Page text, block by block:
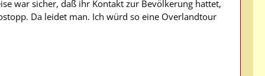
war sicher, daß ihr Kontakt zur Bevölkerung hattet,
Da leidet man. Ich würd so eine Overlandtour